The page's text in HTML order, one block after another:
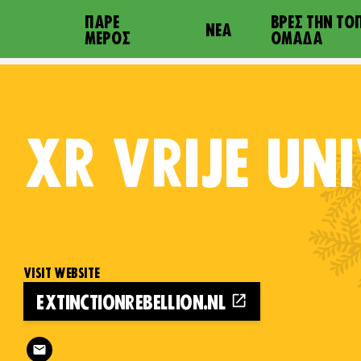
ΠΆΡΕ
ΜΈΡΟΣ
ΝΈΑ
ΒΡΕΣ ΤΗΝ
ΟΜΆΔΑ
XR VRIJE
VISIT WEBSITE
EXTINCTIONREBELLION.NL
Follow XR Vrije Universiteit on